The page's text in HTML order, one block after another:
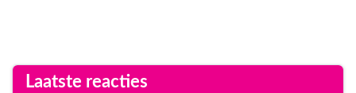
Laatste reacties